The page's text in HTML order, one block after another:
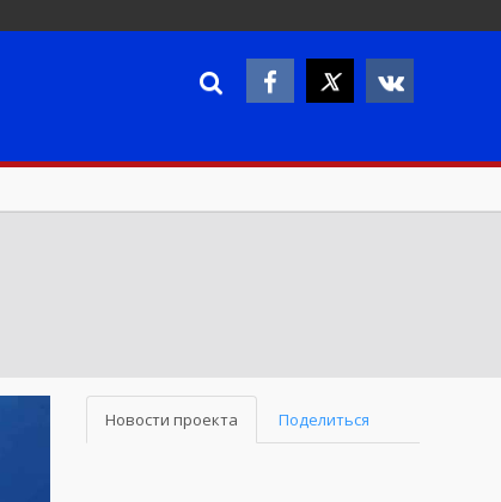
Новости проекта Поделиться